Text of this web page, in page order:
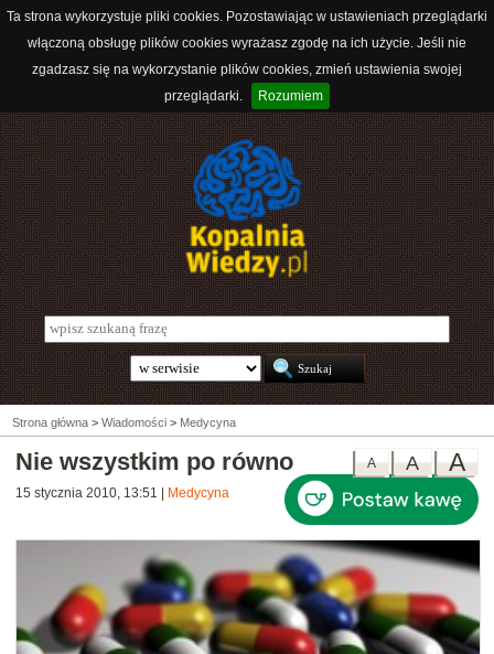
Ta strona wykorzystuje pliki cookies. Pozostawiając w ustawieniach przeglądarki
włączoną obsługę plików cookies wyrażasz zgodę na ich użycie. Jeśli nie
zgadzasz się na wykorzystanie plików cookies, zmień ustawienia swojej
przeglądarki.
Rozumiem
Strona główna > Wiadomości > Medycyna
A
A
A
Nie wszystkim po równo
15 stycznia 2010, 13:51 Medycyna